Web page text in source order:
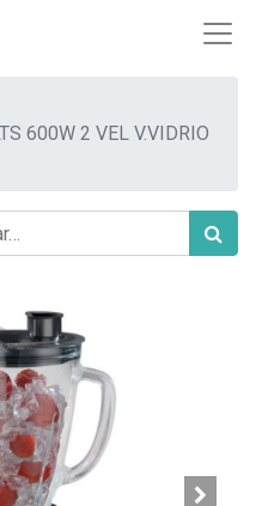
600W 2 VEL V.VIDRIO